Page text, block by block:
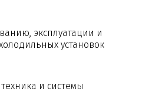
эксплуатации и
установок
и системы